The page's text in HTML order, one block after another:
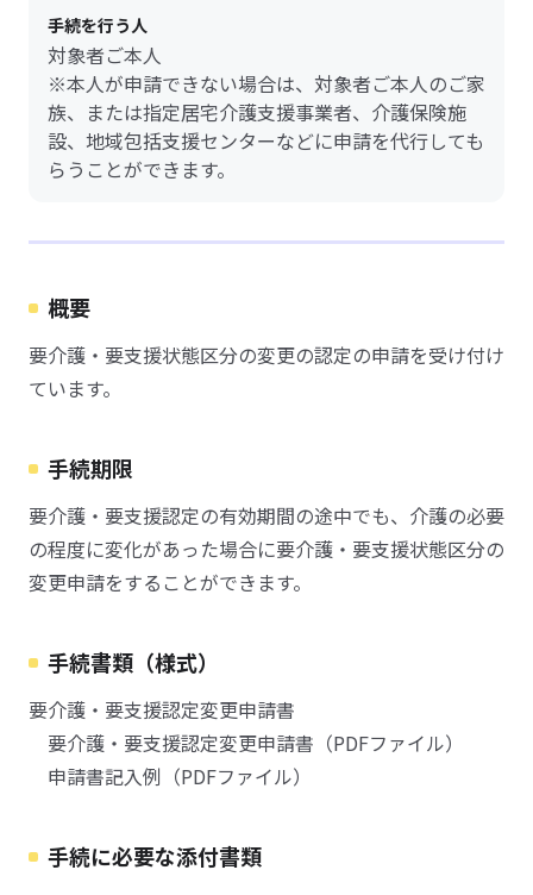
手続を行う人
対象者ご本人
※本人が申請できない場合は、対象者ご本人のご家
族、または指定居宅介護支援事業者、介護保険施
設、地域包括支援センターなどに申請を代行しても
らうことができます。
概要
要介護・要支援状態区分の変更の認定の申請を受け付け
ています。
手続期限
要介護・要支援認定の有効期間の途中でも、介護の必要
の程度に変化があった場合に要介護・要支援状態区分の
変更申請をすることができます。
手続書類（様式）
要介護・要支援認定変更申請書
要介護・要支援認定変更申請書（PDFファイル）
申請書記入例（PDFファイル）
手続に必要な添付書類